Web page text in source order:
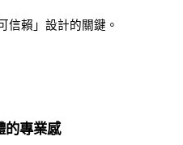
信賴」設計的關鍵。
的專業感